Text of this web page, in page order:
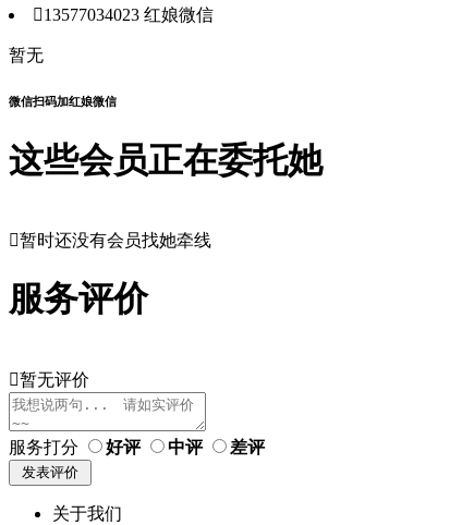
13577034023 红娘微信
暂无
微信扫码加红娘微信
这些会员正在委托她
暂时还没有会员找她牵线
服务评价
暂无评价
服务打分 好评 中评 差评
关于我们